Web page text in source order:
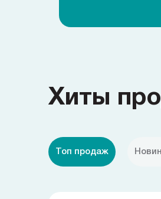
Хиты
Топ продаж